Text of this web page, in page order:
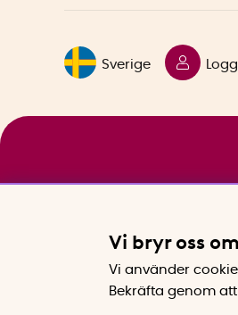
Sverige
Vi bryr oss
Vi använder
Bekräfta genom